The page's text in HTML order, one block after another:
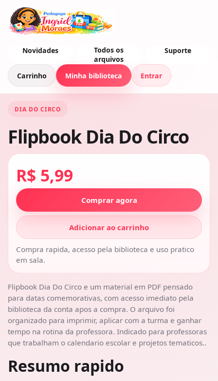
Novidades
Todos os
arquivos
Suporte
Carrinho Minha biblioteca Entrar
DIA DO CIRCO
Flipbook Dia Do Circo
R$ 5,99
Comprar agora
Adicionar ao carrinho
Compra rapida, acesso pela biblioteca e uso pratico
em sala.
Flipbook Dia Do Circo e um material em PDF pensado
para datas comemorativas, com acesso imediato pela
biblioteca da conta apos a compra. O arquivo foi
organizado para imprimir, aplicar com a turma e ganhar
tempo na rotina da professora. Indicado para professoras
que trabalham o calendario escolar e projetos tematicos..
Resumo rapido